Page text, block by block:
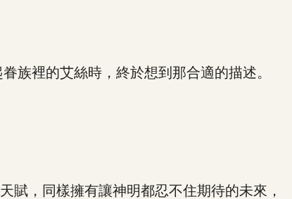
裡的艾絲時，終於想到那合適的描述。
，同樣擁有讓神明都忍不住期待的未來，